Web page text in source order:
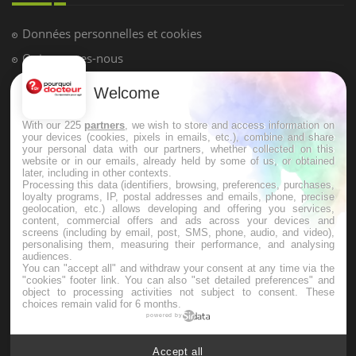
pression artérielle chute au lever
Drépanocytose : une déformation des
Maladie de Charcot (Sclérose latérale
amyotrophique)
Welcome
With our 225 partners , we wish to store and access information on
your devices (cookies, pixels in emails, etc.), combine and share
your personal data with our partners, whether collected on this
website or in our emails, already held by some of us, or obtained
later, including in other contexts.
Processing this data (identifiers, browsing, preferences, purchases,
loyalty programs, IP, postal addresses and emails, phone, precise
geolocation, etc.) allows developing and offering you services,
content, commercial offers and ads across your devices and
screens (including by email, post, SMS, phone, audio, and video),
personalising them, measuring their performance, and analysing
audiences.
You can "accept all" and withdraw your consent at any time via the
"cookies" footer link . You can also "set detailed preferences" and
object to processing activities not subject to consent. These
choices remain valid for 6 months.
powered by
Accept all